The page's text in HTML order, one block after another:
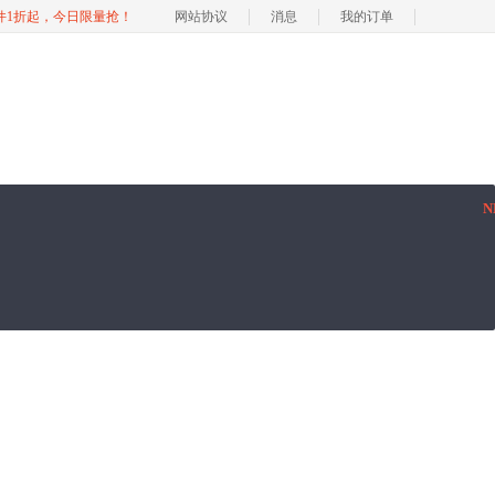
1折起，今日限量抢！ 网站协议 消息 我的订单